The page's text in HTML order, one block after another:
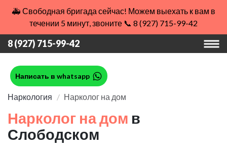
🚑 Свободная бригада сейчас! Можем выехать к вам в
течении 5 минут, звоните 📞 8 (927) 715-99-42
8 (927) 715-99-42
Написать в whatsapp
Наркология Нарколог на дом
Нарколог на дом в
Слободском